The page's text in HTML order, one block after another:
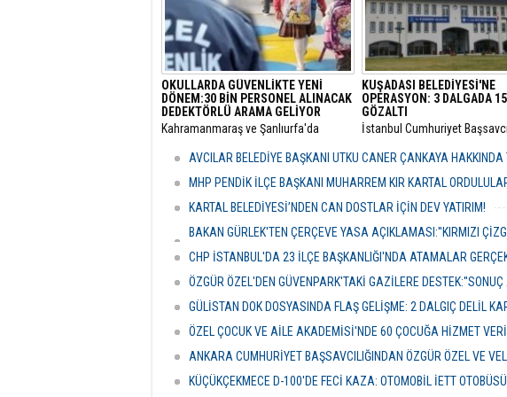
OKULLARDA GÜVENLİKTE YENİ
DÖNEM:30 BİN PERSONEL ALINACAK
DEDEKTÖRLÜ ARAMA GELİYOR
​Kahramanmaraş ve Şanlıurfa'da
ardından eğitim kurumlarındaki
güvenlik önlemleri baştan aşağı
yenileniyor.
KUŞADASI BELEDİYESİ'NE
OPERASYON: 3 DALGADA 15
GÖZALTI
​İstanbul Cumhuriyet
"rüşvet" ve "irtikap"
Kuşadası Belediyesi’ne
dalga operasyonu
AVCILAR BELEDİYE BAŞKANI UTKU CANER ÇANKAYA HAKKINDA
MHP PENDİK İLÇE BAŞKANI MUHARREM KIR KARTAL
KARTAL BELEDİYESİ’NDEN CAN DOSTLAR İÇİN DEV YATIRIM!
BAKAN GÜRLEK'TEN ÇERÇEVE YASA AÇIKLAMASI:''KIRMIZI
HASSASİYETİDİR''
CHP İSTANBUL'DA 23 İLÇE BAŞKANLIĞI'NDA ATAMALAR
ÖZGÜR ÖZEL'DEN GÜVENPARK'TAKİ GAZİLERE
GÜLİSTAN DOK DOSYASINDA FLAŞ GELİŞME: 2 DALGIÇ DELİL
ÖZEL ÇOCUK VE AİLE AKADEMİSİ'NDE 60 ÇOCUĞA HİZMET
ANKARA CUMHURİYET BAŞSAVCILIĞINDAN ÖZGÜR ÖZEL VE
KÜÇÜKÇEKMECE D-100'DE FECİ KAZA: OTOMOBİL İETT